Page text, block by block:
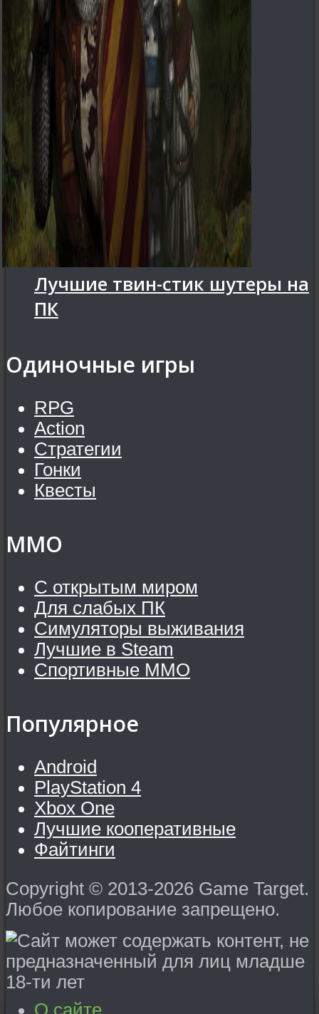
Лучшие твин-стик шутеры на
ПК
Одиночные игры
RPG
Action
Стратегии
Гонки
Квесты
MMO
С открытым миром
Для слабых ПК
Симуляторы выживания
Лучшие в Steam
Спортивные MMO
Популярное
Android
PlayStation 4
Xbox One
Лучшие кооперативные
Файтинги
Copyright © 2013-2026 Game Target.
Любое копирование запрещено.
О сайте